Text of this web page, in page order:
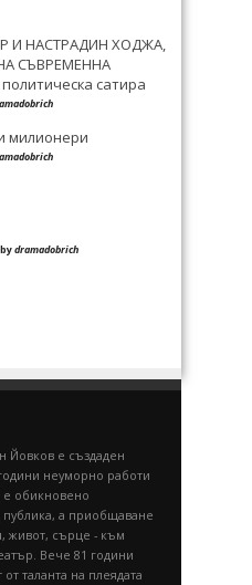
И НАСТРАДИН ХОДЖА,
СЪВРЕМЕННА
сатира
милионери
dramadobrich
Йовков е създаден
неуморно работи
е обикновено
а приобщаване
живот, сърце - към
Вече 81 години
таланта на плеядата